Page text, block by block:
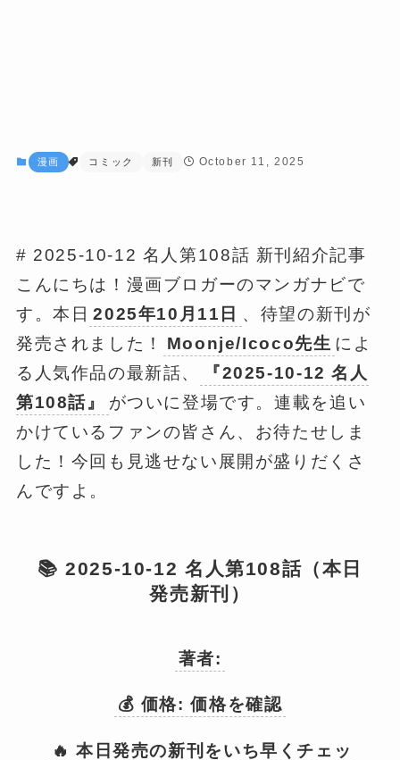
漫画 コミック 新刊 October 11, 2025
# 2025-10-12 名人第108話 新刊紹介記事
こんにちは！漫画ブロガーのマンガナビで
す。本日 2025年10月11日 、待望の新刊が
発売されました！
Moonje/Icoco先生 によ
る人気作品の最新話、
『2025-10-12 名人
第108話』
がついに登場です。連載を追い
かけているファンの皆さん、お待たせしま
した！今回も見逃せない展開が盛りだくさ
んですよ。
📚 2025-10-12 名人第108話（本日
発売新刊）
著者:
💰 価格: 価格を確認
🔥 本日発売の新刊をいち早くチェッ